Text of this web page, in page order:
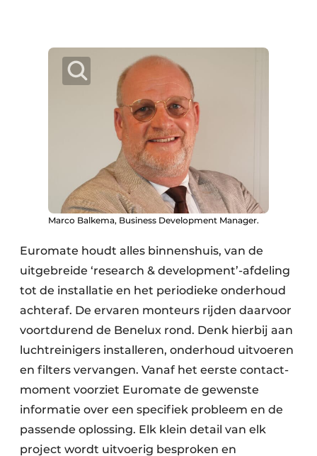
Marco Balkema, Business Development Manager.
Euromate houdt alles binnenshuis, van de
uitgebreide ‘research & development’-afdeling
tot de installatie en het periodieke onderhoud
achteraf. De ervaren monteurs rijden daarvoor
voortdurend de Benelux rond. Denk hierbij aan
luchtreinigers installeren, onderhoud uitvoeren
en filters vervangen. Vanaf het eerste contact­
moment voorziet Euromate de gewenste
informatie over een specifiek probleem en de
passende oplossing. Elk klein detail van elk
project wordt uitvoerig besproken en